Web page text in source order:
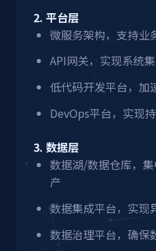
2. 平台层
微服务架构，支持业
API网关，实现系统
低代码开发平台，加
DevOps平台，实现
3. 数据层
数据湖/数据仓库，
产
数据集成平台，实现
数据治理平台，确保